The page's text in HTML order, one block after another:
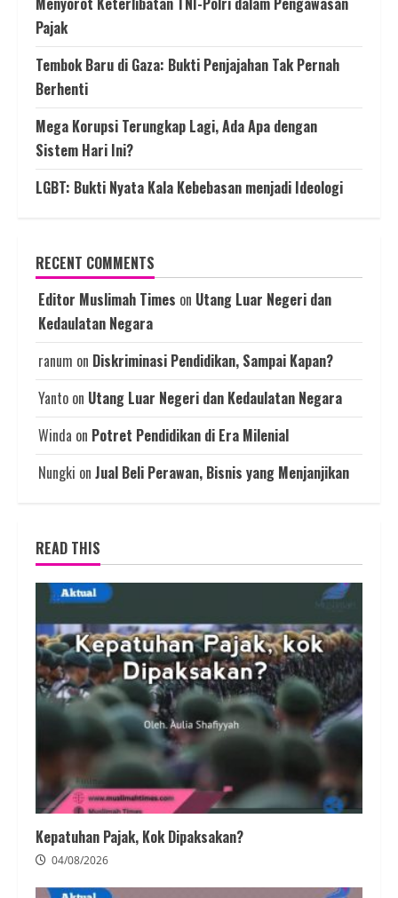
Pajak
Tembok Baru di Gaza: Bukti Penjajahan Tak Pernah
Berhenti
Mega Korupsi Terungkap Lagi, Ada Apa dengan
Sistem Hari Ini?
LGBT: Bukti Nyata Kala Kebebasan menjadi Ideologi
RECENT COMMENTS
Editor Muslimah Times on Utang Luar Negeri dan
Kedaulatan Negara
ranum on Diskriminasi Pendidikan, Sampai Kapan?
Yanto on Utang Luar Negeri dan Kedaulatan Negara
Winda on Potret Pendidikan di Era Milenial
Nungki on Jual Beli Perawan, Bisnis yang Menjanjikan
READ THIS
Kepatuhan Pajak, Kok Dipaksakan?
04/08/2026